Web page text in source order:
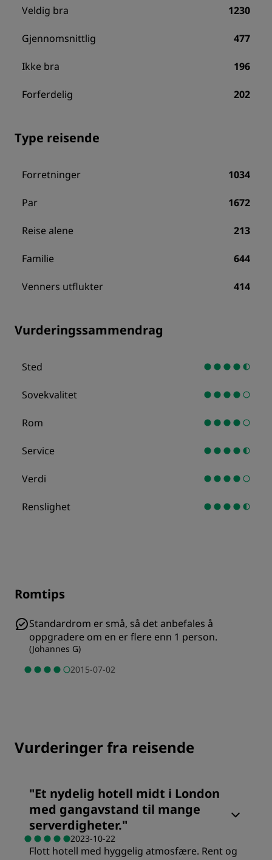
Veldig bra 1230
Gjennomsnittlig 477
Ikke bra 196
Forferdelig 202
Type reisende
Forretninger 1034
Par 1672
Reise alene 213
Familie 644
Venners utflukter 414
Vurderingssammendrag
Sted
Sovekvalitet
Rom
Service
Verdi
Renslighet
Romtips
Standardrom er små, så det anbefales å
oppgradere om en er flere enn 1 person.
(Johannes G)
2015-07-02
Vurderinger fra reisende
"Et nydelig hotell midt i London
med gangavstand til mange
serverdigheter."
2023-10-22
Flott hotell med hyggelig atmosfære. Rent og